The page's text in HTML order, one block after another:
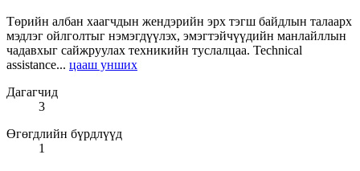
Төрийн албан хаагчдын жендэрийн эрх тэгш байдлын талаарх
мэдлэг ойлголтыг нэмэгдүүлэх, эмэгтэйчүүдийн манлайллын
чадавхыг сайжруулах техникийн туслалцаа. Technical
assistance... цааш унших
Дагагчид
3
Өгөгдлийн бүрдлүүд
1